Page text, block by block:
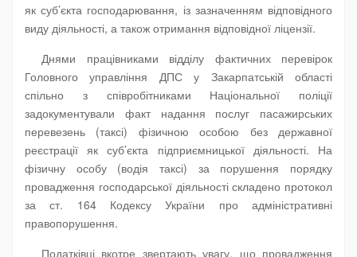
як суб’єкта господарювання, із зазначенням відповідного
виду діяльності, а також отримання відповідної ліцензії.
Днями працівниками відділу фактичних перевірок
Головного управління ДПС у Закарпатській області
спільно з співробітниками Національної поліції
задокументували факт надання послуг пасажирських
перевезень (таксі) фізичною особою без державної
реєстрації як суб’єкта підприємницької діяльності. На
фізичну особу (водія таксі) за порушення порядку
провадження господарської діяльності складено протокол
за ст. 164 Кодексу України про адміністративні
правопорушення.
Податківці вкотре звертають увагу, що провадження